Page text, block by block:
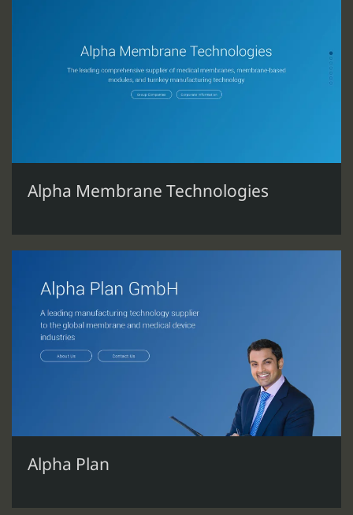
Alpha Membrane Technologies
Alpha Plan